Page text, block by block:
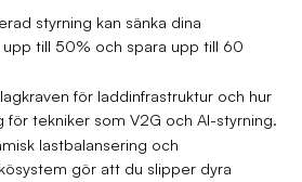
styrning kan sänka dina
till 50% och spara upp till 60
för laddinfrastruktur och hur
tekniker som V2G och AI-styrning.
lastbalansering och
gör att du slipper dyra